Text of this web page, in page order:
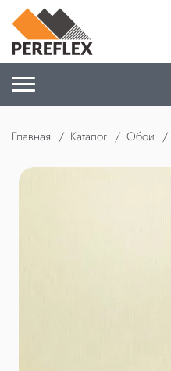
Главная Каталог Обои